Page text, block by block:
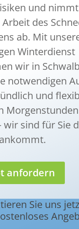
und
des
ab. Mit
Winterdienst
wir in
notwendigen
und
wir sind für Sie
anfordern
Sie uns